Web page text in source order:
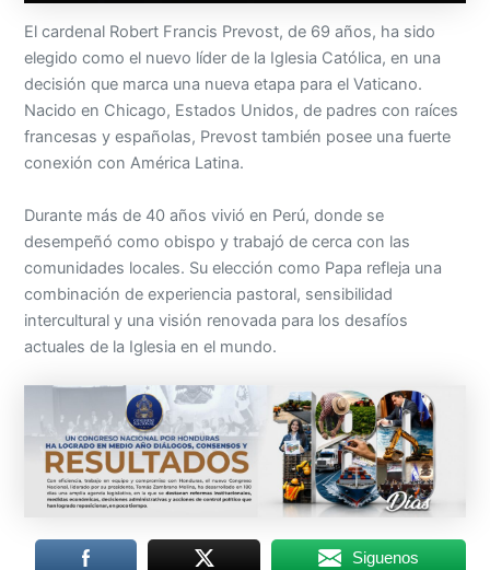
El cardenal Robert Francis Prevost, de 69 años, ha sido
elegido como el nuevo líder de la Iglesia Católica, en una
decisión que marca una nueva etapa para el Vaticano.
Nacido en Chicago, Estados Unidos, de padres con raíces
francesas y españolas, Prevost también posee una fuerte
conexión con América Latina.
Durante más de 40 años vivió en Perú, donde se
desempeñó como obispo y trabajó de cerca con las
comunidades locales. Su elección como Papa refleja una
combinación de experiencia pastoral, sensibilidad
intercultural y una visión renovada para los desafíos
actuales de la Iglesia en el mundo.
Siguenos